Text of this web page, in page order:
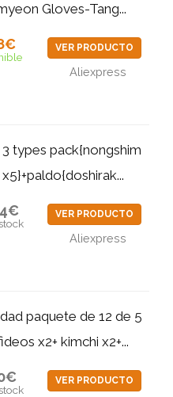
Gloves-Tang...
VER PRODUCTO
Aliexpress
types pack{nongshim
VER PRODUCTO
Aliexpress
paquete de 12 de 5
x2+ kimchi x2+...
VER PRODUCTO